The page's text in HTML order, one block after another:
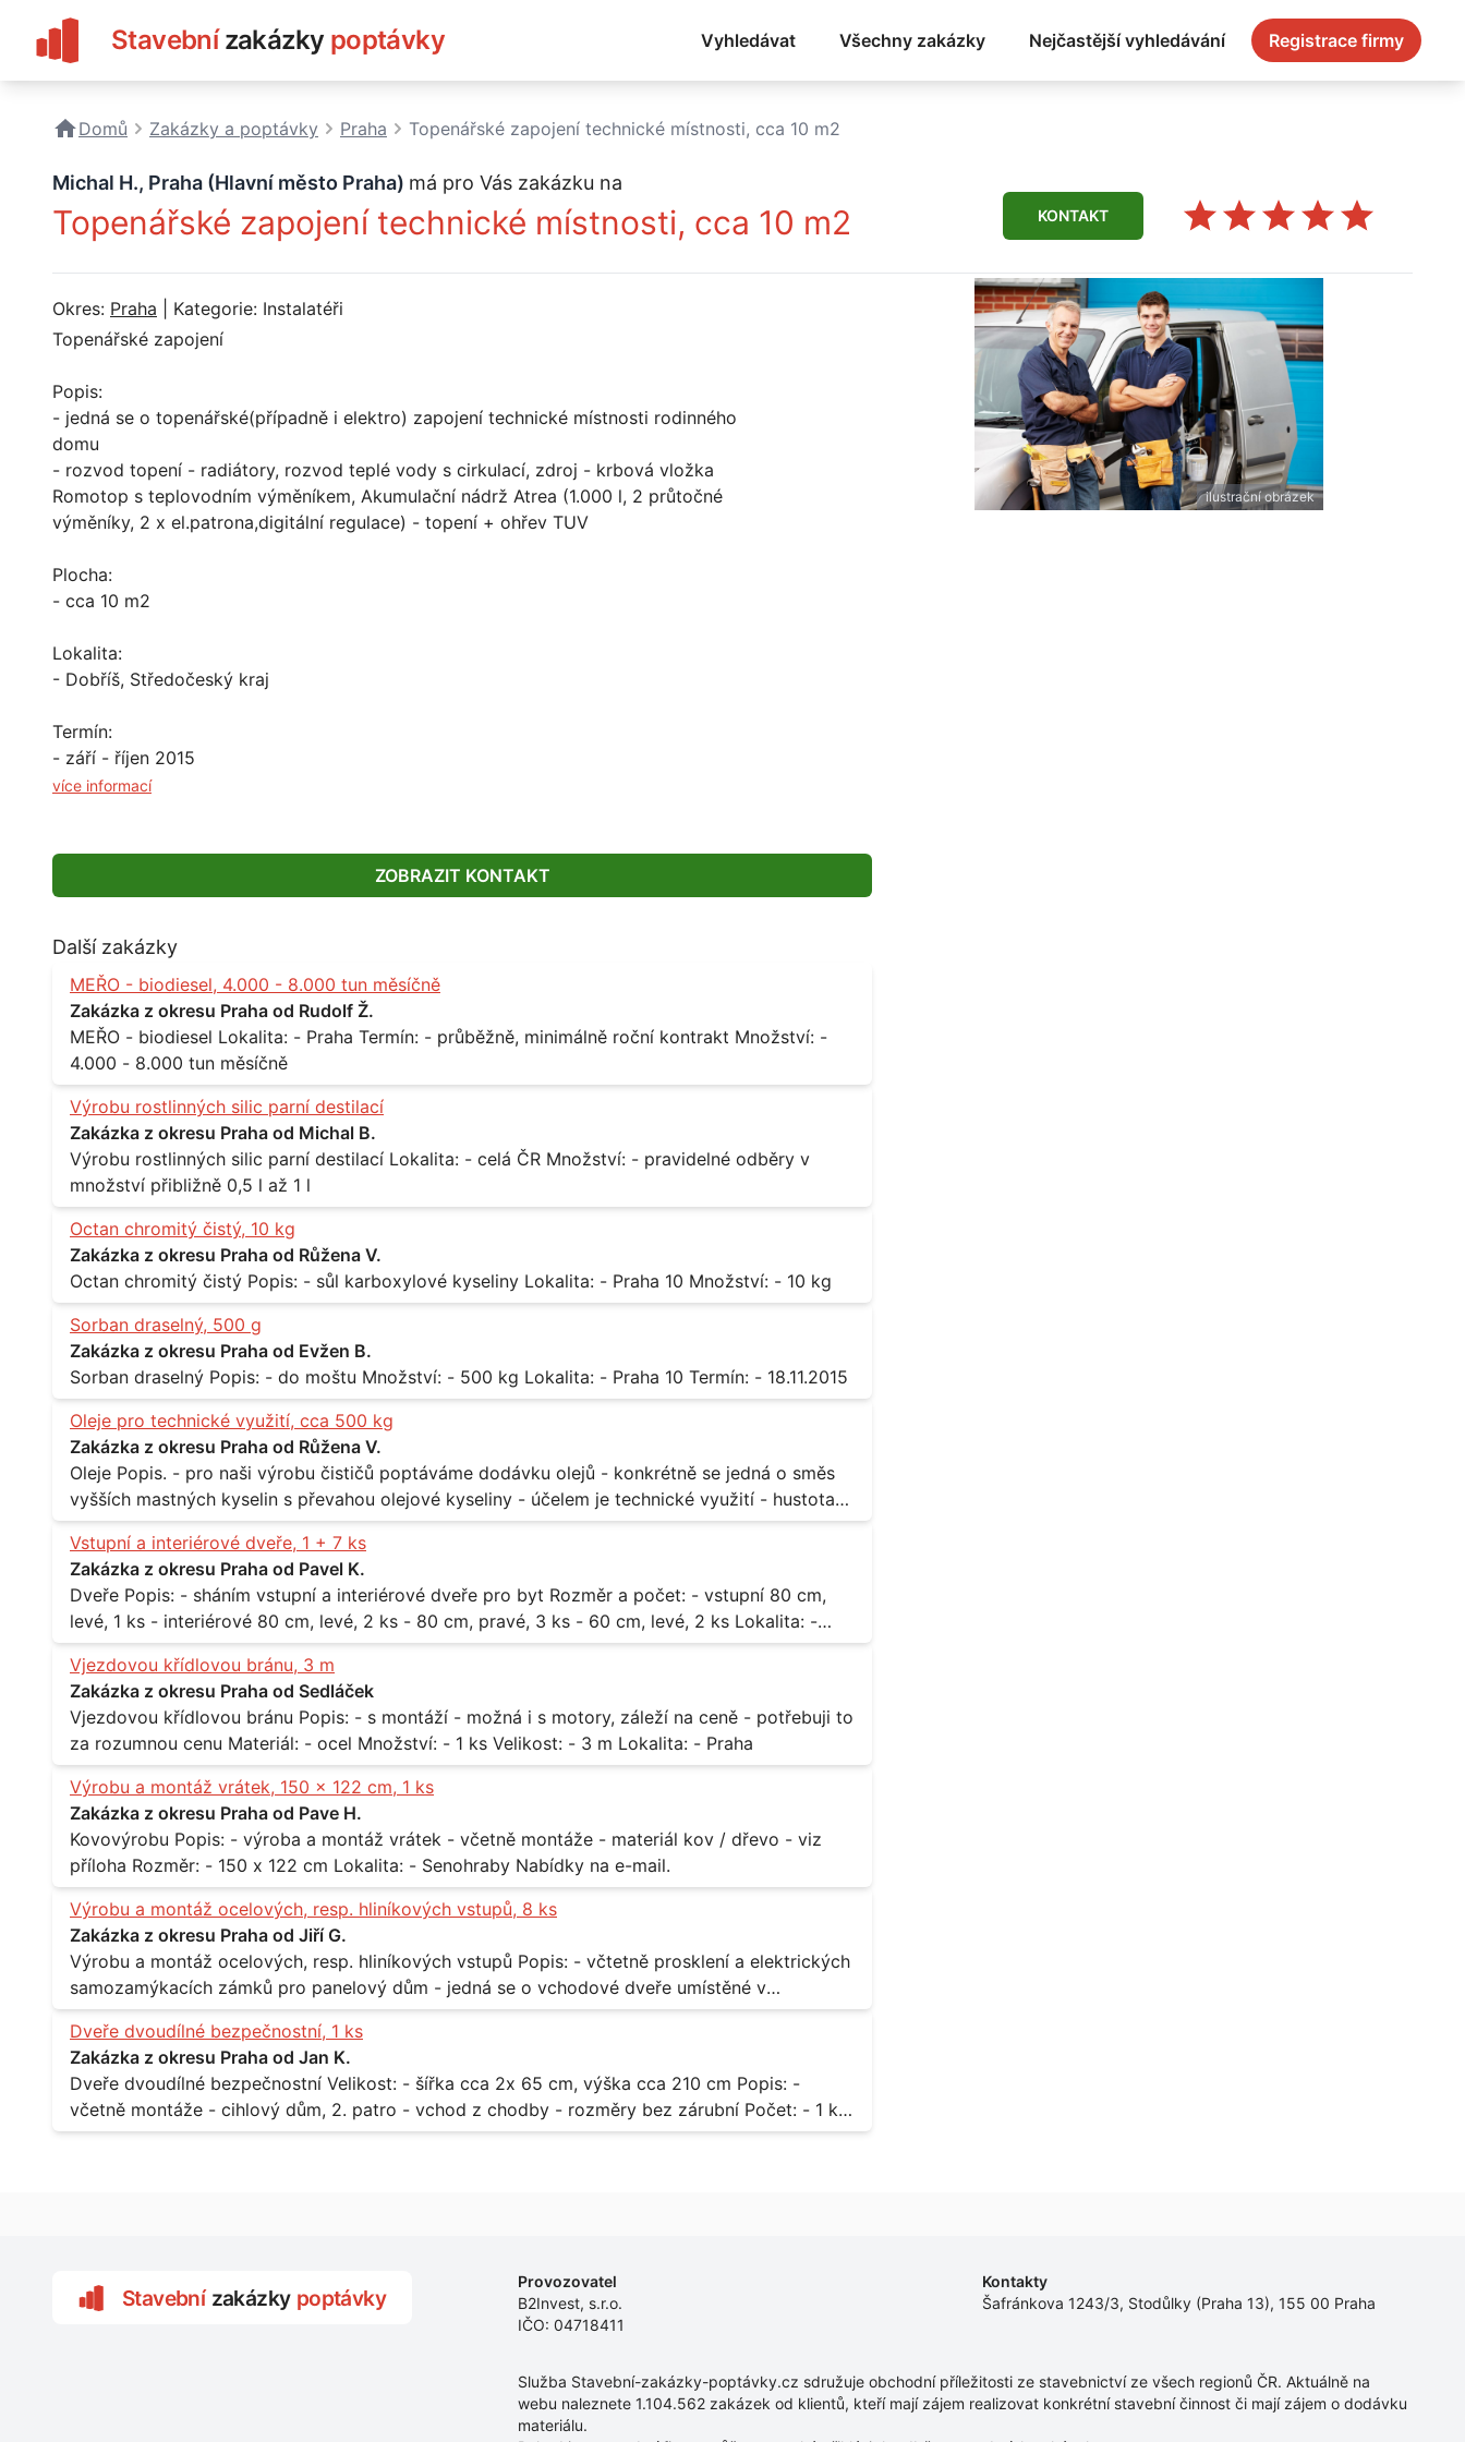
Stavební zakázky poptávky Vyhledávat Všechny zakázky Nejčastější vyhledávání Registrace firmy
Domů Zakázky a poptávky Praha Topenářské zapojení technické místnosti, cca 10 m2
Michal H., Praha (Hlavní město Praha) má pro Vás zakázku na
Topenářské zapojení technické místnosti, cca 10 m2 KONTAKT
Okres: Praha | Kategorie: Instalatéři
Topenářské zapojení
Popis:
- jedná se o topenářské(případně i elektro) zapojení technické místnosti rodinného
domu
- rozvod topení - radiátory, rozvod teplé vody s cirkulací, zdroj - krbová vložka
Romotop s teplovodním výměníkem, Akumulační nádrž Atrea (1.000 l, 2 průtočné
výměníky, 2 x el.patrona,digitální regulace) - topení + ohřev TUV
Plocha:
- cca 10 m2
Lokalita:
- Dobříš, Středočeský kraj
Termín:
- září - říjen 2015
více informací
ZOBRAZIT KONTAKT
Další zakázky
MEŘO - biodiesel, 4.000 - 8.000 tun měsíčně
Zakázka z okresu Praha od Rudolf Ž.
MEŘO - biodiesel Lokalita: - Praha Termín: - průběžně, minimálně roční kontrakt Množství: -
4.000 - 8.000 tun měsíčně
Výrobu rostlinných silic parní destilací
Zakázka z okresu Praha od Michal B.
Výrobu rostlinných silic parní destilací Lokalita: - celá ČR Množství: - pravidelné odběry v
množství přibližně 0,5 l až 1 l
Octan chromitý čistý, 10 kg
Zakázka z okresu Praha od Růžena V.
Octan chromitý čistý Popis: - sůl karboxylové kyseliny Lokalita: - Praha 10 Množství: - 10 kg
Sorban draselný, 500 g
Zakázka z okresu Praha od Evžen B.
Sorban draselný Popis: - do moštu Množství: - 500 kg Lokalita: - Praha 10 Termín: - 18.11.2015
Oleje pro technické využití, cca 500 kg
Zakázka z okresu Praha od Růžena V.
Oleje Popis. - pro naši výrobu čističů poptáváme dodávku olejů - konkrétně se jedná o směs
vyšších mastných kyselin s převahou olejové kyseliny - účelem je technické využití - hustota
při 20°C - cca 870 kg / m3 Balení: - po 190 kg v sudu Množství: - cca 500 kg - roční spotřeba
Lokalita: - Praha
Vstupní a interiérové dveře, 1 + 7 ks
Zakázka z okresu Praha od Pavel K.
Dveře Popis: - sháním vstupní a interiérové dveře pro byt Rozměr a počet: - vstupní 80 cm,
levé, 1 ks - interiérové 80 cm, levé, 2 ks - 80 cm, pravé, 3 ks - 60 cm, levé, 2 ks Lokalita: -
Praha 10
Vjezdovou křídlovou bránu, 3 m
Zakázka z okresu Praha od Sedláček
Vjezdovou křídlovou bránu Popis: - s montáží - možná i s motory, záleží na ceně - potřebuji to
za rozumnou cenu Materiál: - ocel Množství: - 1 ks Velikost: - 3 m Lokalita: - Praha
Výrobu a montáž vrátek, 150 x 122 cm, 1 ks
Zakázka z okresu Praha od Pave H.
Kovovýrobu Popis: - výroba a montáž vrátek - včetně montáže - materiál kov / dřevo - viz
příloha Rozměr: - 150 x 122 cm Lokalita: - Senohraby Nabídky na e-mail.
Výrobu a montáž ocelových, resp. hliníkových vstupů, 8 ks
Zakázka z okresu Praha od Jiří G.
Výrobu a montáž ocelových, resp. hliníkových vstupů Popis: - včtetně prosklení a elektrických
samozamýkacích zámků pro panelový dům - jedná se o vchodové dveře umístěné v
zarámovaném a proskleném portálu - předmětem dodávky bude i demontáž stávajících a už
nevyhovujících prosklených, umělohmotných vstupů Množství: - 8 ks Lokalita: - 7, 9, 11, 13,
Praha 10 Strašnice Termín: - III.Q. 2015 Je nutná návštěva odpovědného pracovníka
dodavatele k zaměření, kalkulace ceny a termínu dodávky.
Dveře dvoudílné bezpečnostní, 1 ks
Zakázka z okresu Praha od Jan K.
Dveře dvoudílné bezpečnostní Velikost: - šířka cca 2x 65 cm, výška cca 210 cm Popis: -
včetně montáže - cihlový dům, 2. patro - vchod z chodby - rozměry bez zárubní Počet: - 1 ks
Lokalita: - Praha 7 - Holešovice
ilustrační obrázek
Stavební zakázky poptávky
Provozovatel
B2Invest, s.r.o.
IČO: 04718411
Kontakty
Šafránkova 1243/3, Stodůlky (Praha 13), 155 00 Praha
Služba Stavební-zakázky-poptávky.cz sdružuje obchodní příležitosti ze stavebnictví ze všech regionů ČR. Aktuálně na
webu naleznete 1.104.562 zakázek od klientů, kteří mají zájem realizovat konkrétní stavební činnost či mají zájem o dodávku
materiálu.